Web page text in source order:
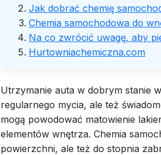
Jak dobrać chemię
Chemia samochodowa do
Na co zwrócić uwagę, aby
Hurtowniachemiczna.com
Utrzymanie auta w dobrym stanie
regularnego mycia, ale też
mogą powodować matowienie
elementów wnętrza. Chemia
powierzchni, ale też do stopnia